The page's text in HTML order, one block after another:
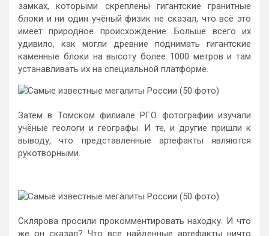
замках, которыми скреплены гигантские гранитные
блоки и ни один учёный физик не сказал, что всё это
имеет природное происхождение. Больше всего их
удивило, как могли древние поднимать гигантские
каменные блоки на высоту более 1000 метров и там
устанавливать их на специальной платформе.
Затем в Томском филиале РГО фотографии изучали
учёные геологи и географы. И те, и другие пришли к
выводу, что представленные артефакты являются
рукотворными.
Склярова просили прокомментировать находку. И что
же он сказал? Что все найденные артефакты ничто